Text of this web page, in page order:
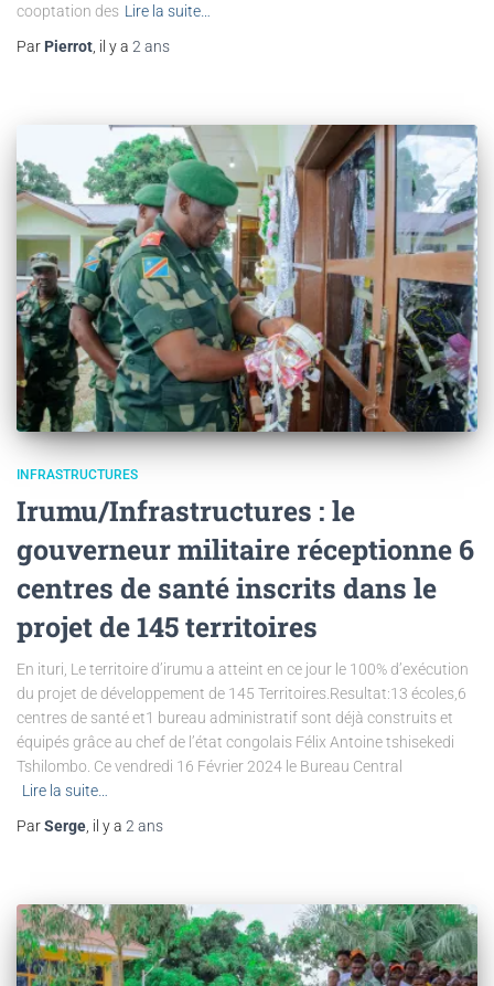
cooptation des Lire la suite…
Par Pierrot , il y a 2 ans
INFRASTRUCTURES
Irumu/Infrastructures : le
gouverneur militaire réceptionne 6
centres de santé inscrits dans le
projet de 145 territoires
En ituri, Le territoire d’irumu a atteint en ce jour le 100% d’exécution
du projet de développement de 145 Territoires.Resultat:13 écoles,6
centres de santé et1 bureau administratif sont déjà construits et
équipés grâce au chef de l’état congolais Félix Antoine tshisekedi
Tshilombo. Ce vendredi 16 Février 2024 le Bureau Central
Lire la suite…
ParSerge, il y a 2 ans